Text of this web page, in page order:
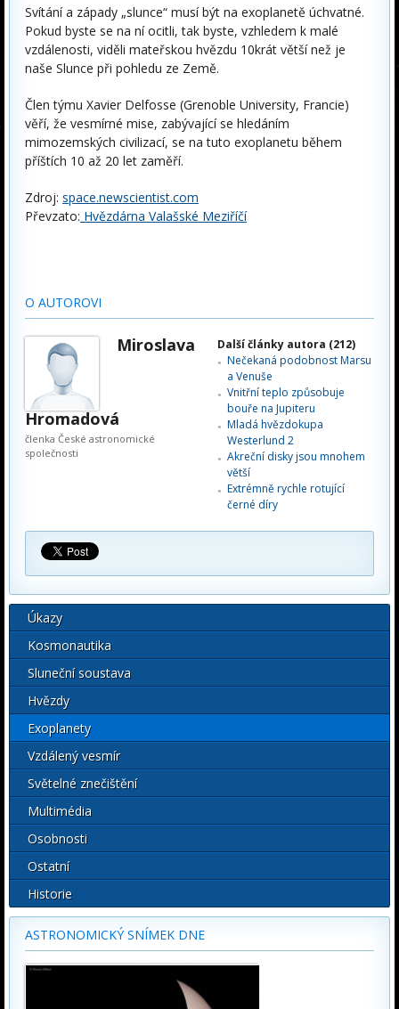
Svítání a západy „slunce“ musí být na exoplanetě úchvatné.
Pokud byste se na ní ocitli, tak byste, vzhledem k malé
vzdálenosti, viděli mateřskou hvězdu 10krát větší než je
naše Slunce při pohledu ze Země.
Člen týmu Xavier Delfosse (Grenoble University, Francie)
věří, že vesmírné mise, zabývající se hledáním
mimozemských civilizací, se na tuto exoplanetu během
příštích 10 až 20 let zaměří.
Zdroj: space.newscientist.com
Převzato: Hvězdárna Valašské Meziříčí
O AUTOROVI
Miroslava
Hromadová
členka České astronomické
společnosti
Další články autora (212)
Nečekaná podobnost Marsu
a Venuše
Vnitřní teplo způsobuje
bouře na Jupiteru
Mladá hvězdokupa
Westerlund 2
Akreční disky jsou mnohem
větší
Extrémně rychle rotující
černé díry
Úkazy
Kosmonautika
Sluneční soustava
Hvězdy
Exoplanety
Vzdálený vesmír
Světelné znečištění
Multimédia
Osobnosti
Ostatní
Historie
ASTRONOMICKÝ SNÍMEK DNE